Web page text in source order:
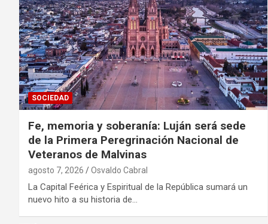
SOCIEDAD
Fe, memoria y soberanía: Luján será sede
de la Primera Peregrinación Nacional de
Veteranos de Malvinas
agosto 7, 2026 Osvaldo Cabral
La Capital Feérica y Espiritual de la República sumará un
nuevo hito a su historia de…